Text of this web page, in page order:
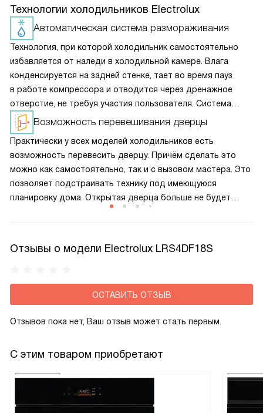
Технологии холодильников Electrolux
Автоматическая система размораживания
Технология, при которой холодильник самостоятельно
избавляется от наледи в холодильной камере. Влага
конденсируется на задней стенке, тает во время пауз
в работе компрессора и отводится через дренажное
отверстие, не требуя участия пользователя. Система
избавляет от необходимости частой ручной разморозки.
Возможность перевешивания дверцы
Практически у всех моделей холодильников есть
возможность перевесить дверцу. Причём сделать это
можно как самостоятельно, так и с вызовом мастера. Это
позволяет подстраивать технику под имеющуюся
планировку дома. Открытая дверца больше не будет
Отзывы о модели Electrolux LRS4DF18S
ОСТАВИТЬ ОТЗЫВ
Отзывов пока нет, Ваш отзыв может стать первым.
С этим товаром приобретают